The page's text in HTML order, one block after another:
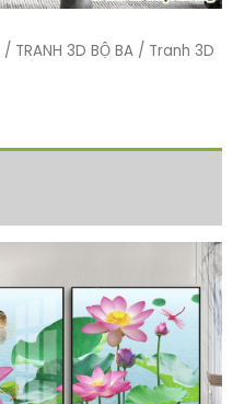
/ TRANH 3D BỘ BA / Tranh 3D